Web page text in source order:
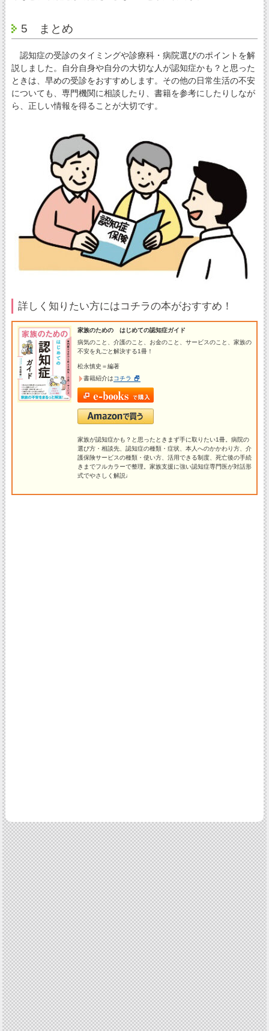
5 まとめ
認知症の受診のタイミングや診療科・病院選びのポイントを解
説しました。自分自身や自分の大切な人が認知症かも？と思った
ときは、早めの受診をおすすめします。その他の日常生活の不安
についても、専門機関に相談したり、書籍を参考にしたりしなが
ら、正しい情報を得ることが大切です。
詳しく知りたい方にはコチラの本がおすすめ！
家族のための はじめての認知症ガイド
病気のこと、介護のこと、お金のこと、サービスのこと、家族の
不安を丸ごと解決する1冊！
松永慎史＝編著
書籍紹介はコチラ
家族が認知症かも？と思ったときまず手に取りたい1冊。病院の
選び方・相談先、認知症の種類・症状、本人へのかかわり方、介
護保険サービスの種類・使い方、活用できる制度、死亡後の手続
きまでフルカラーで整理。家族支援に強い認知症専門医が対話形
式でやさしく解説♩